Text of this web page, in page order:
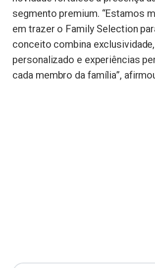
segmento premium. “Estamos
em trazer o Family Selection
conceito combina
personalizado e experiências
cada membro da família”,